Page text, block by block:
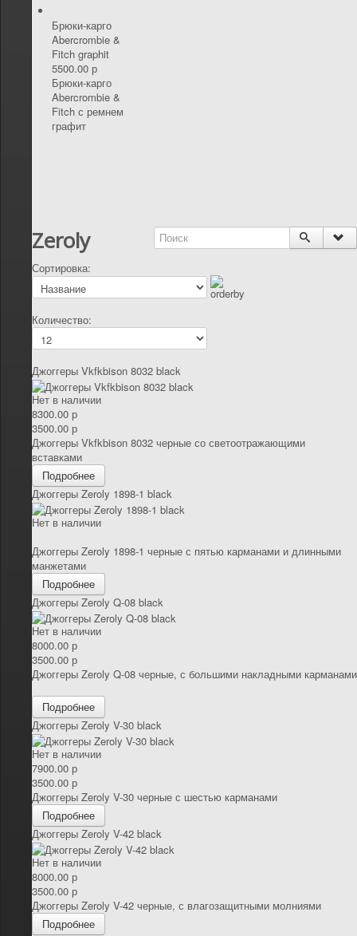
Брюки-карго
Abercrombie &
Fitch graphit
5500.00 р
Брюки-карго
Abercrombie &
Fitch с ремнем
графит
Zeroly
Сортировка:
Количество:
Джоггеры Vkfkbison 8032 black
Нет в наличии
8300.00 р
3500.00 р
Джоггеры Vkfkbison 8032 черные со светоотражающими
вставками
Подробнее
Джоггеры Zeroly 1898-1 black
Нет в наличии
Джоггеры Zeroly 1898-1 черные с пятью карманами и длинными
манжетами
Подробнее
Джоггеры Zeroly Q-08 black
Нет в наличии
8000.00 р
3500.00 р
Джоггеры Zeroly Q-08 черные, с большими накладными карманами
Подробнее
Джоггеры Zeroly V-30 black
Нет в наличии
7900.00 р
3500.00 р
Джоггеры Zeroly V-30 черные с шестью карманами
Подробнее
Джоггеры Zeroly V-42 black
Нет в наличии
8000.00 р
3500.00 р
Джоггеры Zeroly V-42 черные, с влагозащитными молниями
Подробнее